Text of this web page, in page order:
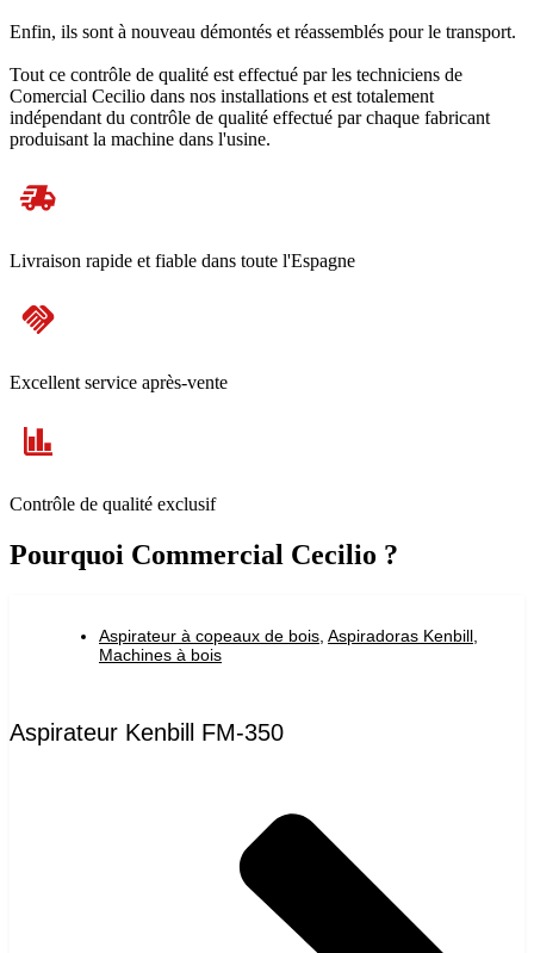
Enfin, ils sont à nouveau démontés et réassemblés pour le transport.
Tout ce contrôle de qualité est effectué par les techniciens de
Comercial Cecilio dans nos installations et est totalement
indépendant du contrôle de qualité effectué par chaque fabricant
produisant la machine dans l'usine.
Livraison rapide et fiable dans toute l'Espagne
Excellent service après-vente
Contrôle de qualité exclusif
Pourquoi Commercial Cecilio ?
Aspirateur à copeaux de bois Aspiradoras Kenbill
Machines à bois
Aspirateur Kenbill FM-350